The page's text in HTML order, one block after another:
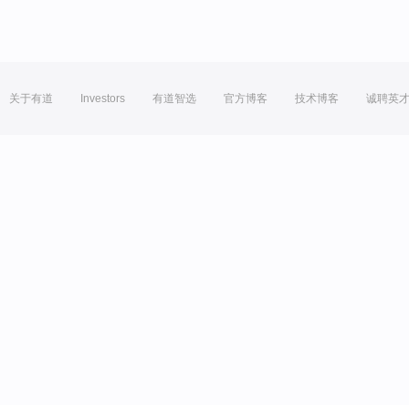
关于有道 Investors 有道智选 官方博客 技术博客 诚聘英才